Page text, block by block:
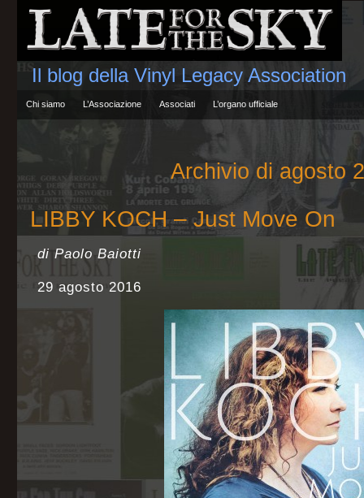
Il blog della Vinyl Legacy Association
Chi siamo L’Associazione Associati L’organo ufficiale
Archivio di agosto
LIBBY KOCH – Just Move On
di Paolo Baiotti
29 agosto 2016